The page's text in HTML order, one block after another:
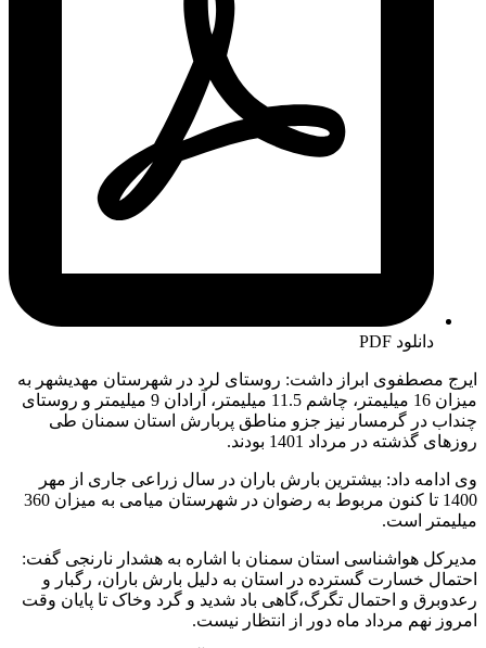
دانلود PDF
ایرج مصطفوی ابراز داشت: روستای لرد در شهرستان مهدیشهر به
میزان 16 میلیمتر، چاشم 11.5 میلیمتر، آرادان 9 میلیمتر و روستای
چنداب در گرمسار نیز جزو مناطق پربارش استان سمنان طی
روزهای گذشته در مرداد 1401 بودند.
وی ادامه داد: بیشترین بارش باران در سال زراعی جاری از مهر
1400 تا کنون مربوط به رضوان در شهرستان میامی به میزان 360
میلیمتر است.
مدیرکل هواشناسی استان سمنان با اشاره به هشدار نارنجی گفت:
احتمال خسارت گسترده در استان به دلیل بارش باران، رگبار و
رعدوبرق و احتمال تگرگ،گاهی باد شدید و گرد وخاک تا پایان وقت
امروز نهم مرداد ماه دور از انتظار نیست.